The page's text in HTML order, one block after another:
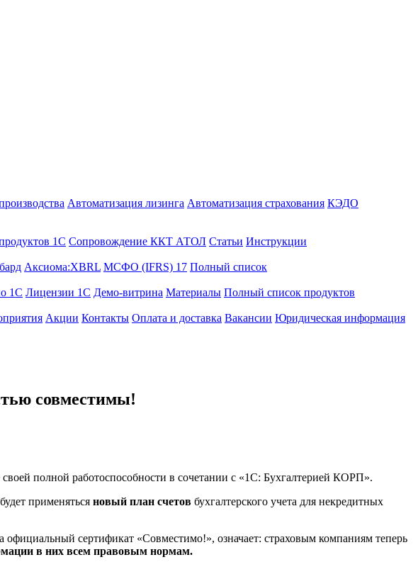
Автоматизация лизинга Автоматизация страхования КЭДО
1С Сопровождение ККТ АТОЛ Статьи Инструкции
Аксиома:XBRL МСФО (IFRS) 17 Полный список
1С Лицензии 1C Демо-витрина Материалы Полный список продуктов
Акции Контакты Оплата и доставка Вакансии Юридическая информация
совместимы!
полной работоспособности в сочетании с «1С: Бухгалтерией КОРП».
применяться новый план счетов бухгалтерского учета для некредитных
сертификат «Совместимо!», означает: страховым компаниям теперь
в них всем правовым нормам.